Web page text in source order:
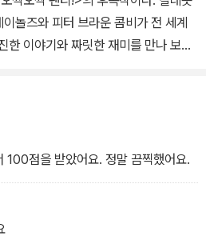
놀즈와 피터 브라운 콤비가 전 세계
한 이야기와 짜릿한 재미를 만나 보자.
빼고는 잘하는 게 없던 재스퍼가 받아
낸다. 크레용은 어쩐지 즐거워 보이
스퍼와 크레용은 오래오래 잘 지낼 수
100점을 받았어요. 정말 끔찍했어요.